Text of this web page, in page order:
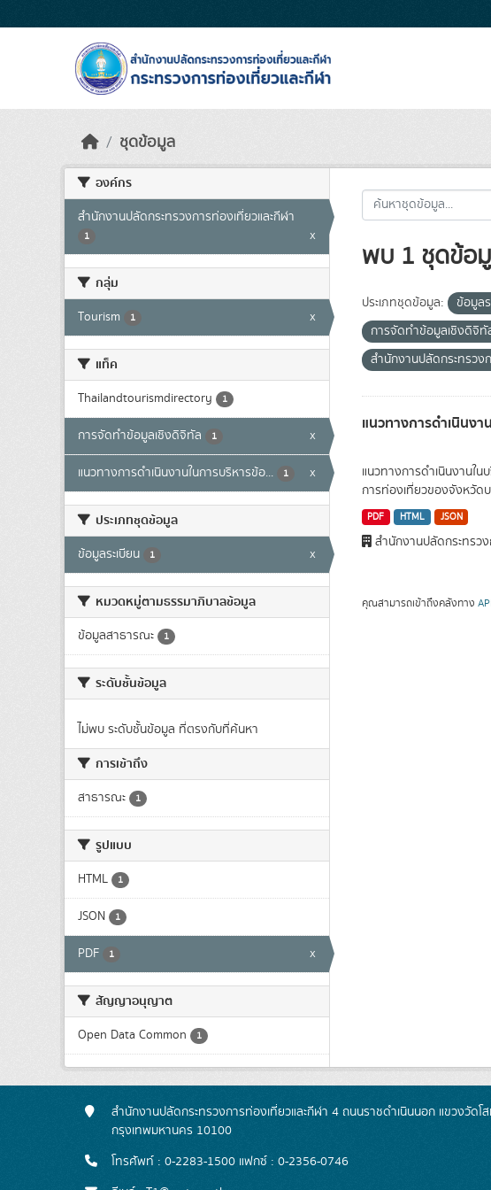
ชุดข้อมูล
องค์กร
สำนักงานปลัดกระทรวงการท่องเที่ยวและกีฬา
1 x
กลุ่ม
Tourism 1 x
แท็ค
Thailandtourismdirectory 1
การจัดทำข้อมูลเชิงดิจิทัล 1 x
แนวทางการดำเนินงานในการบริหารข้อ... 1 x
ประเภทชุดข้อมูล
ข้อมูลระเบียน 1 x
หมวดหมู่ตามธรรมาภิบาลข้อมูล
ข้อมูลสาธารณะ 1
ระดับชั้นข้อมูล
ไม่พบ ระดับชั้นข้อมูล ที่ตรงกับที่ค้นหา
การเข้าถึง
สาธารณะ 1
รูปแบบ
HTML 1
JSON 1
PDF 1 x
สัญญาอนุญาต
Open Data Common 1
พบ 1 ชุดข้อ
ประเภทชุดข้อมูล: ข้อมูล
การจัดทำข้อมูลเชิงดิจิทั
สำนักงานปลัดกระทรวง
แนวทางการดำเนินง
แนวทางการดำเนินงานใ
การท่องเที่ยวของจังหวัดบ
PDF HTML JSON
สำนักงานปลัดกระทรวง
คุณสามารถเข้าถึงคลังทาง API
สำนักงานปลัดกระทรวงการท่องเที่ยวและกีฬา 4 ถนนราชดำเนินนอก แขวงวัด
กรุงเทพมหานคร 10100
โทรศัพท์ : 0-2283-1500 แฟกซ์ : 0-2356-0746